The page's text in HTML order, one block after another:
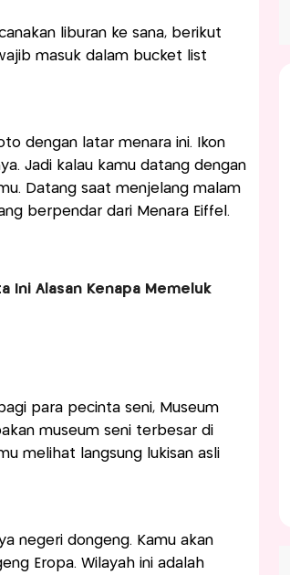
liburan ke sana, berikut
masuk dalam bucket list
dengan latar menara ini. Ikon
Jadi kalau kamu datang dengan
Datang saat menjelang malam
berpendar dari Menara Eiffel.
Ini Alasan Kenapa Memeluk
para pecinta seni, Museum
museum seni terbesar di
melihat langsung lukisan asli
negeri dongeng. Kamu akan
Eropa. Wilayah ini adalah